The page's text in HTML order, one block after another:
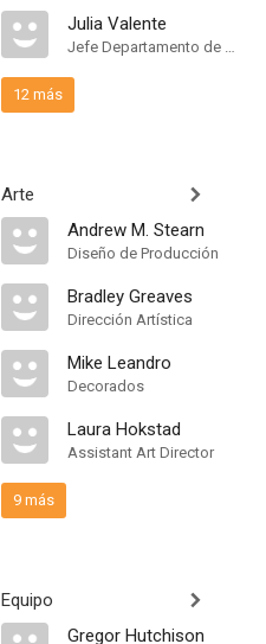
Julia Valente
Jefe Departamento de Maquillaje
12 más
Arte
Andrew M. Stearn
Diseño de Producción
Bradley Greaves
Dirección Artística
Mike Leandro
Decorados
Laura Hokstad
Assistant Art Director
9 más
Equipo
Gregor Hutchison